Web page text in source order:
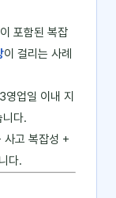
포함된 복잡
이 걸리는 사례
업일 이내 지
다.
사고 복잡성 +
다.